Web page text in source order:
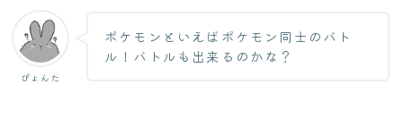
ぴょんた
ポケモンといえばポケモン同士のバト
ル！バトルも出来るのかな？